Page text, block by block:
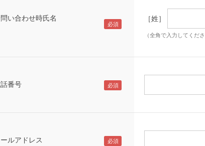
い合わせ時氏名 ［姓］
（全角で入力してくださ
番号
ールアドレス